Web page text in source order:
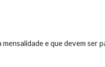
e que devem ser